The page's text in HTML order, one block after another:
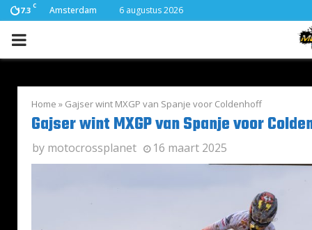
17.3 C Amsterdam 6 augustus 2026
PRIMARY
Home » Gajser wint MXGP van Spanje voor Coldenhoff
Gajser wint MXGP van Spanje voor
by motocrossplanet 16 maart 2025